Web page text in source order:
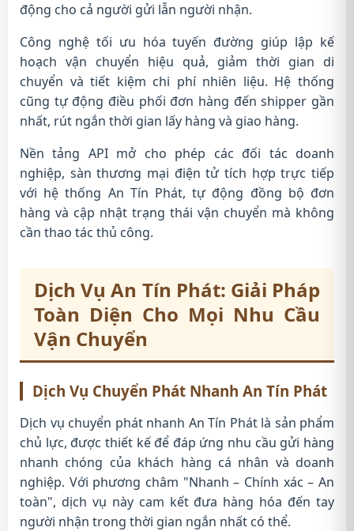
động cho cả người gửi lẫn người nhận.
Công nghệ tối ưu hóa tuyến đường giúp lập kế
hoạch vận chuyển hiệu quả, giảm thời gian di
chuyển và tiết kiệm chi phí nhiên liệu. Hệ thống
cũng tự động điều phối đơn hàng đến shipper gần
nhất, rút ngắn thời gian lấy hàng và giao hàng.
Nền tảng API mở cho phép các đối tác doanh
nghiệp, sàn thương mại điện tử tích hợp trực tiếp
với hệ thống An Tín Phát, tự động đồng bộ đơn
hàng và cập nhật trạng thái vận chuyển mà không
cần thao tác thủ công.
Dịch Vụ An Tín Phát: Giải Pháp
Toàn Diện Cho Mọi Nhu Cầu
Vận Chuyển
Dịch Vụ Chuyển Phát Nhanh An Tín Phát
Dịch vụ chuyển phát nhanh An Tín Phát là sản phẩm
chủ lực, được thiết kế để đáp ứng nhu cầu gửi hàng
nhanh chóng của khách hàng cá nhân và doanh
nghiệp. Với phương châm "Nhanh – Chính xác – An
toàn", dịch vụ này cam kết đưa hàng hóa đến tay
người nhận trong thời gian ngắn nhất có thể.